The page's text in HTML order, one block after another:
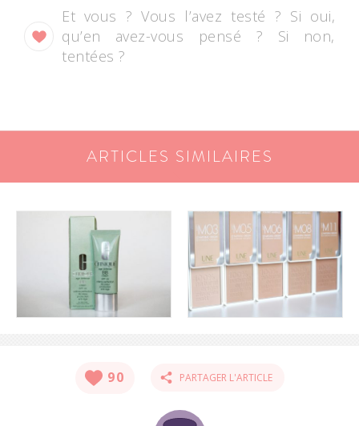
Et vous ? Vous l’avez testé ? Si oui,
qu’en avez-vous pensé ? Si non,
tentées ?
ARTICLES SIMILAIRES
90 PARTAGER L'ARTICLE